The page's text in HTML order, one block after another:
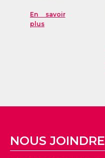
En savoir
plus
NOUS JOINDRE